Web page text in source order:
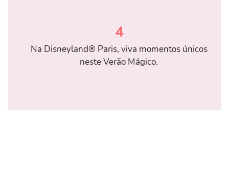
4
Na Disneyland® Paris, viva momentos únicos
neste Verão Mágico.